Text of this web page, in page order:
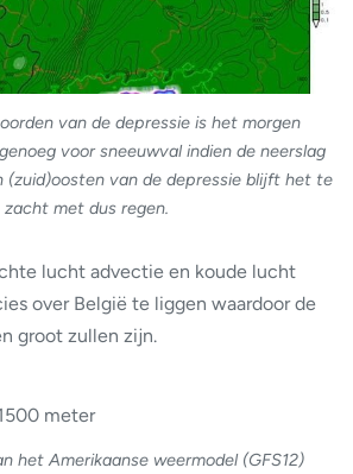
van de depressie is het morgen
voor sneeuwval indien de neerslag
(zuid)oosten van de depressie blijft het te
zacht met dus regen.
lucht advectie en koude lucht
over België te liggen waardoor de
groot zullen zijn.
het Amerikaanse weermodel (GFS12)